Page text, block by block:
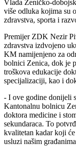
Vlada Zeničko-
više odluka kojima su
zdravstva, sporta i
Premijer ZDK Nezir
zdravstva izdvojeno
KM namijenjeno za
bolnici Zenica, dok je
troškova edukacije
specijalizaciji, kao i
- I ove godine donijeli
Kantonalnu bolnicu
doktora medicine i
sekundaraca. To
kvalitetan kadar koji
usluzi našim